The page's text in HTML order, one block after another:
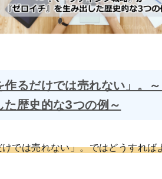
作るだけでは売れない」。
た歴史的な3つの例～
では売れない」。ではどうすれ